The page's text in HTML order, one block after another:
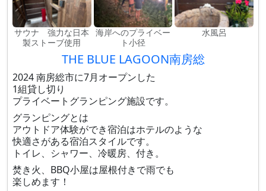
サウナ 強力な日本
製ストーブ使用
海岸へのプライベー
ト小径
水風呂
THE BLUE LAGOON南房総
2024 南房総市に7月オープンした
1組貸し切り
プライベートグランピング施設です。
グランピングとは
アウトドア体験ができ宿泊はホテルのような
快適さがある宿泊スタイルです。
トイレ、シャワー、冷暖房、付き。
焚き火、BBQ小屋は屋根付きで雨でも
楽しめます！